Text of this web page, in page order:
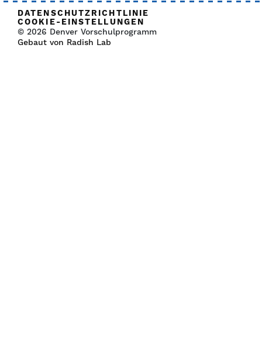
DATENSCHUTZRICHTLINIE
COOKIE-EINSTELLUNGEN
© 2026 Denver Vorschulprogramm
Gebaut von Radish Lab